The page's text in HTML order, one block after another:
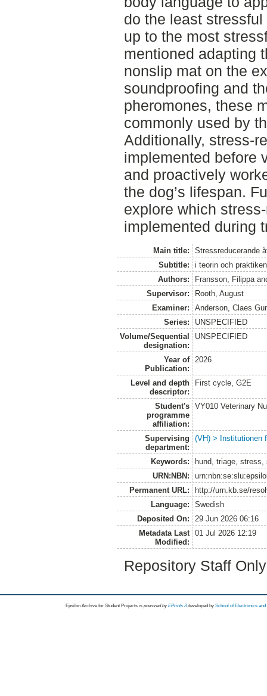
do the least
up to the most
mentioned adapting
nonslip mat on the
soundproofing and
pheromones, these
commonly used by
Additionally, stress-
implemented before
and proactively
the dog’s lifespan.
explore which
implemented during
Main title:
Stressreducerande
Subtitle:
i teorin och
Authors:
Fransson, Filippa
Supervisor:
Rooth, August
Examiner:
Anderson, Claes
Series:
UNSPECIFIED
Volume/Sequential
designation:
UNSPECIFIED
Year of
Publication:
2026
Level and depth
descriptor:
First cycle, G2E
Student's
programme
affiliation:
VY010 Veterinary
Supervising
department:
(VH) > Institutionen
Keywords:
hund, triage, stress,
URN:NBN:
Permanent URL:
http://urn.kb.se/
Language:
Swedish
Deposited On:
29 Jun 2026 06:16
Metadata Last
Modified:
01 Jul 2026 12:19
Repository Staff
Epsilon Archive for Student Projects is powored byEPrints 3 developed by School of Electronics